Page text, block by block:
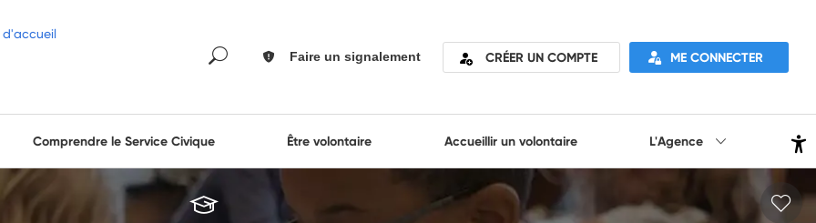
Faire un signalement CRÉER UN COMPTE ME CONNECTER
Comprendre le Service Civique Être volontaire Accueillir un volontaire L'Agence